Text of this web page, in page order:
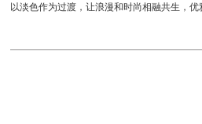
以淡色作为过渡，让浪漫和时尚相融共生，优